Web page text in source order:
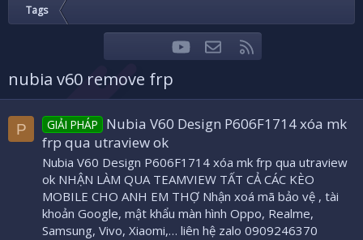
Tags
FacebookTwitteryoutubeLiên hệ
nubia v60 remove frp
P GIẢI PHÁP
Nubia V60 Design P606F1714 xóa mk
frp qua utraview ok
Nubia V60 Design P606F1714 xóa mk frp qua utraview
ok NHẬN LÀM QUA TEAMVIEW TẤT CẢ CÁC KÈO
MOBILE CHO ANH EM THỢ Nhận xoá mã bảo vệ , tài
khoản Google, mật khẩu màn hình Oppo, Realme,
Samsung, Vivo, Xiaomi,… liên hệ zalo 0909246370